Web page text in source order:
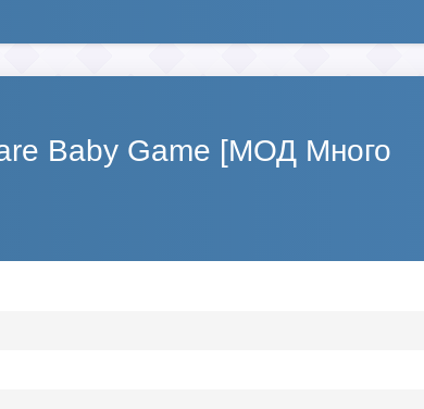
Baby Game [МОД Много